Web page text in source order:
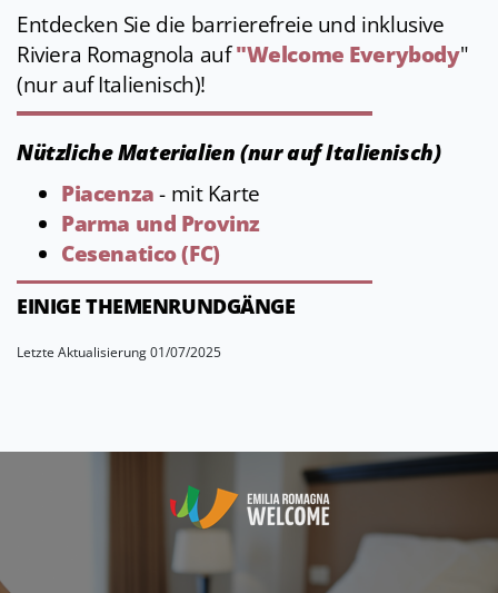
Entdecken Sie die barrierefreie und inklusive
Riviera Romagnola auf"Welcome Everybody"
(nur auf Italienisch)!
Nützliche Materialien (nur auf Italienisch)
Piacenza- mit Karte
Parma und Provinz
Cesenatico (FC)
EINIGE THEMENRUNDGÄNGE
Letzte Aktualisierung 01/07/2025